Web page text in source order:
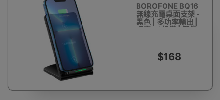
BOROFONE BQ16
無線充電桌面支架 -
黑色 | 多功率輸出 |
相容 Qi 設備 | 智能
$168